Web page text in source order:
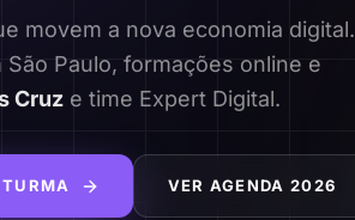
movem a nova economia digital.
Paulo, formações online e
Cruz e time Expert Digital.
VER AGENDA 2026